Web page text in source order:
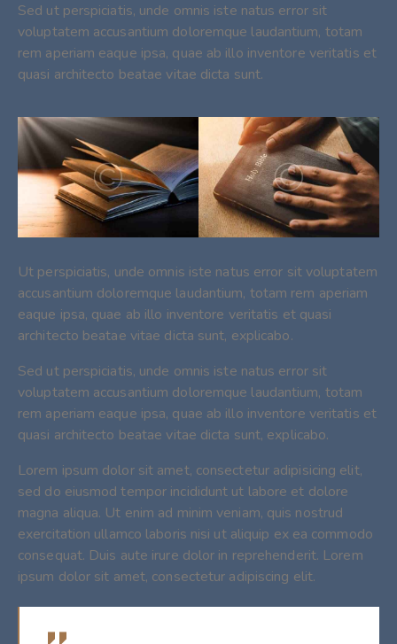
Sed ut perspiciatis, unde omnis iste natus error sit
voluptatem accusantium doloremque laudantium, totam
rem aperiam eaque ipsa, quae ab illo inventore veritatis et
quasi architecto beatae vitae dicta sunt.
Ut perspiciatis, unde omnis iste natus error sit voluptatem
accusantium doloremque laudantium, totam rem aperiam
eaque ipsa, quae ab illo inventore veritatis et quasi
architecto beatae vitae dicta sunt, explicabo.
Sed ut perspiciatis, unde omnis iste natus error sit
voluptatem accusantium doloremque laudantium, totam
rem aperiam eaque ipsa, quae ab illo inventore veritatis et
quasi architecto beatae vitae dicta sunt, explicabo.
Lorem ipsum dolor sit amet, consectetur adipisicing elit,
sed do eiusmod tempor incididunt ut labore et dolore
magna aliqua. Ut enim ad minim veniam, quis nostrud
exercitation ullamco laboris nisi ut aliquip ex ea commodo
consequat. Duis aute irure dolor in reprehenderit. Lorem
ipsum dolor sit amet, consectetur adipiscing elit.